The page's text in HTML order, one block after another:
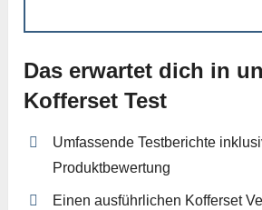
Das erwartet dich in
Kofferset Test
Umfassende Testberichte
Produktbewertung
Einen ausführlichen Kofferset